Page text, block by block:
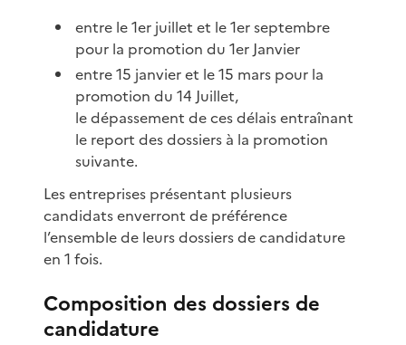
entre le 1er juillet et le 1er septembre
pour la promotion du 1er Janvier
entre 15 janvier et le 15 mars pour la
promotion du 14 Juillet,
le dépassement de ces délais entraînant
le report des dossiers à la promotion
suivante.
Les entreprises présentant plusieurs
candidats enverront de préférence
l’ensemble de leurs dossiers de candidature
en 1 fois.
Composition des dossiers de
candidature